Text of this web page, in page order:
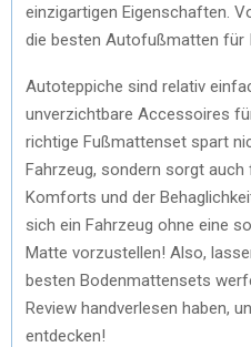
einzigartigen Eigenschaften.
die besten Autofußmatten für
Autoteppiche sind relativ
unverzichtbare Accessoires
richtige Fußmattenset spart
Fahrzeug, sondern sorgt
Komforts und der
sich ein Fahrzeug ohne eine
Matte vorzustellen! Also,
besten Bodenmattensets
Review handverlesen haben,
entdecken!